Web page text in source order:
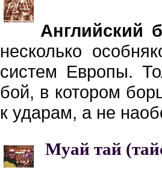
Английский
несколько
систем Европы.
бой, в котором
к ударам, а не
Муай тай